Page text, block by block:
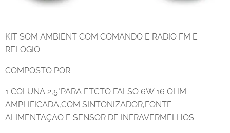
KIT SOM AMBIENT COM COMANDO E RADIO FM E
RELOGIO
COMPOSTO POR:
1 COLUNA 2,5"PARA ETCTO FALSO 6W 16 OHM
AMPLIFICADA,COM SINTONIZADOR,FONTE
ALIMENTAÇAO E SENSOR DE INFRAVERMELHOS